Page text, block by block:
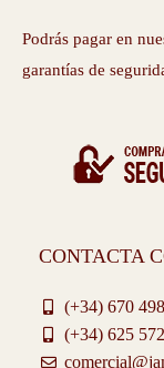
Podrás pagar en
garantías de
CONTACTA
(+34) 670
(+34) 625